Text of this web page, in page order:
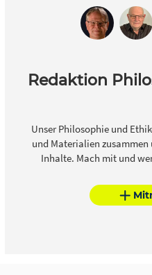
Redaktion
Unser Philosophie und
und Materialien
Inhalte. Mach mit und